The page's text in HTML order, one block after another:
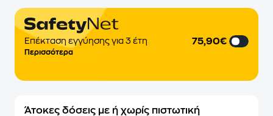
Επέκταση εγγύησης για 3 έτη
Περισσότερα
75,90€
Άτοκες δόσεις με ή χωρίς πιστωτική